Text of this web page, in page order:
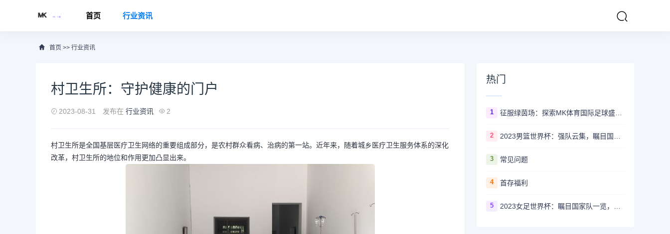
首页 行业资讯
首页 >> 行业资讯
村卫生所：守护健康的门户
2023-08-31 发布在 行业资讯 2
村卫生所是全国基层医疗卫生网络的重要组成部分，是农村群众看病、治病的第一站。近年来，随着城乡医疗卫生服务体系的深化
改革，村卫生所的地位和作用更加凸显出来。
热门
1 征服绿茵场：探索MK体育国际足球盛事的辉煌传奇
2
3 常见问题
4 首存福利
5